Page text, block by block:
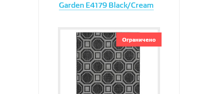
Garden E4179 Black/Cream
Ограничено
Увеличить